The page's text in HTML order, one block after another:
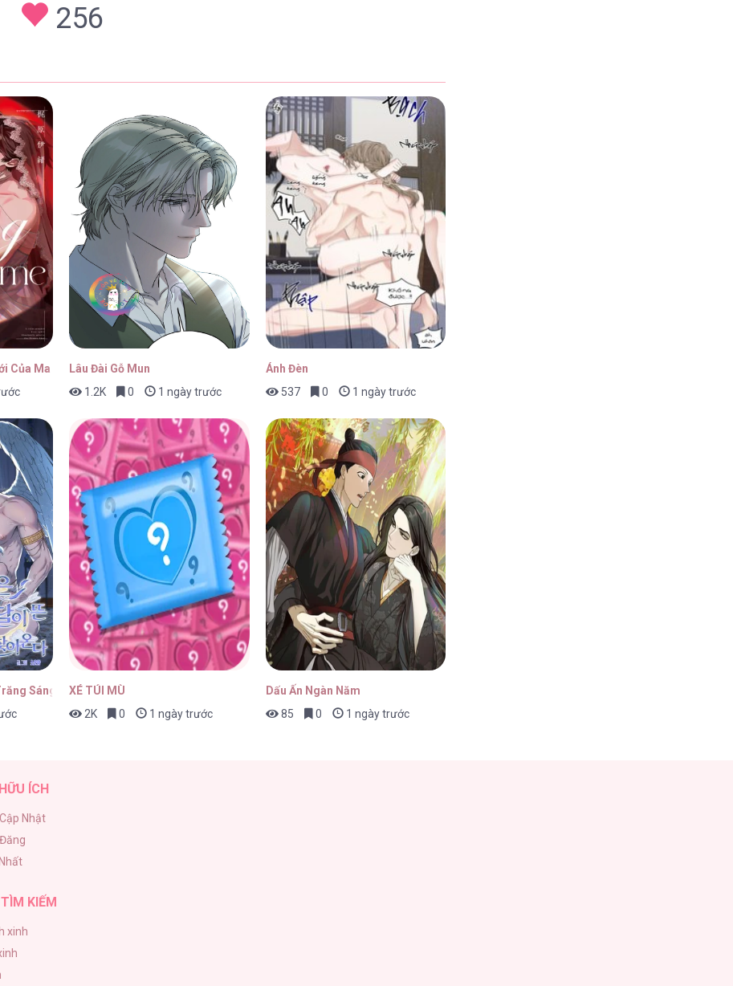
256
Của Ma Vương Evelogia
Lâu Đài Gỗ Mun
1.2K
0 1 ngày trước
Ánh Đèn
537
0 1 ngày trước
Sáng
XÉ TÚI MÙ
2K
0 1 ngày trước
Dấu Ấn Ngàn Năm
85
0 1 ngày trước
ÍCH
Nhật
KIẾM
xinh